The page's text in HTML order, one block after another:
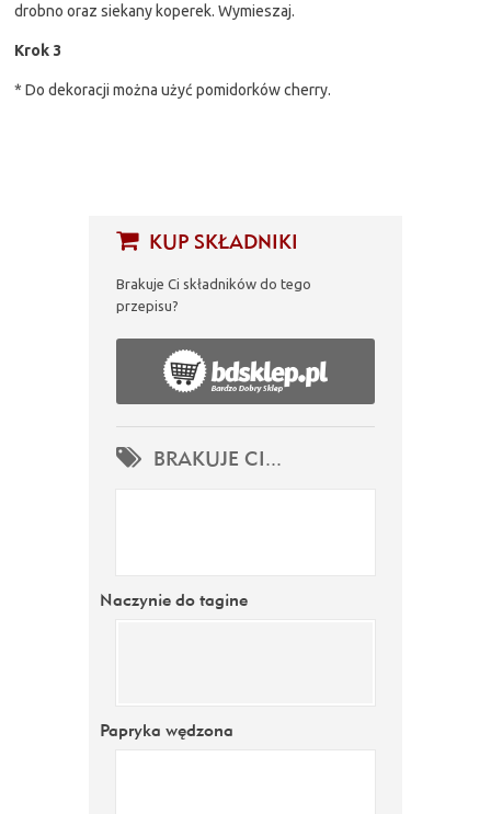
KUP SKŁADNIKI
Brakuje Ci składników do tego
przepisu?
BRAKUJE CI...
Naczynie do tagine
Papryka wędzona
drobno oraz siekany koperek. Wymieszaj.
Krok 3
* Do dekoracji można użyć pomidorków cherry.